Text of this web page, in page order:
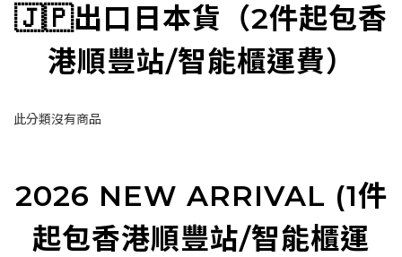
🇯🇵出口日本貨（2件起包香
港順豐站/智能櫃運費）
此分類沒有商品
2026 NEW ARRIVAL (1件
起包香港順豐站/智能櫃運